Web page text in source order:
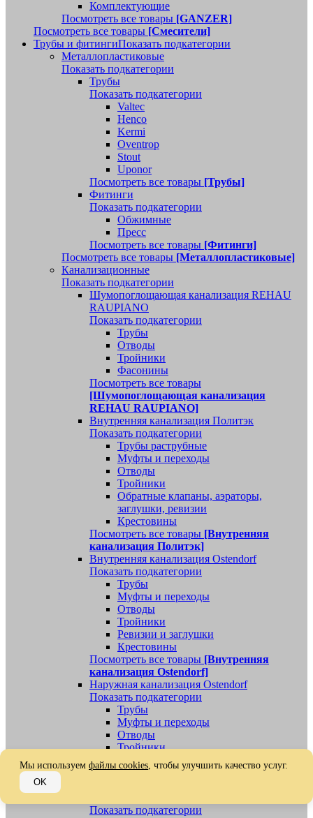
Комплектующие
Посмотреть все товары [GANZER]
Посмотреть все товары [Смесители]
Трубы и фитингиПоказать подкатегории
Металлопластиковые
Показать подкатегории
Трубы
Показать подкатегории
Valtec
Henco
Kermi
Oventrop
Stout
Uponor
Посмотреть все товары [Трубы]
Фитинги
Показать подкатегории
Обжимные
Пресс
Посмотреть все товары [Фитинги]
Посмотреть все товары [Металлопластиковые]
Канализационные
Показать подкатегории
Шумопоглощающая канализация REHAU
RAUPIANO
Показать подкатегории
Трубы
Отводы
Тройники
Фасонины
Посмотреть все товары
[Шумопоглощающая канализация
REHAU RAUPIANO]
Внутренняя канализация Политэк
Показать подкатегории
Трубы раструбные
Муфты и переходы
Отводы
Тройники
Обратные клапаны, аэраторы,
заглушки, ревизии
Крестовины
Посмотреть все товары [Внутренняя
канализация Политэк]
Внутренняя канализация Ostendorf
Показать подкатегории
Трубы
Муфты и переходы
Отводы
Тройники
Ревизии и заглушки
Крестовины
Посмотреть все товары [Внутренняя
канализация Ostendorf]
Наружная канализация Ostendorf
Показать подкатегории
Трубы
Муфты и переходы
Отводы
Тройники
Ревизии, заглушки, обратные клапаны
Посмотреть все товары[Наружная
Показать подкатегории
Мы используем файлы cookies, чтобы улучшить качество услуг.
OK